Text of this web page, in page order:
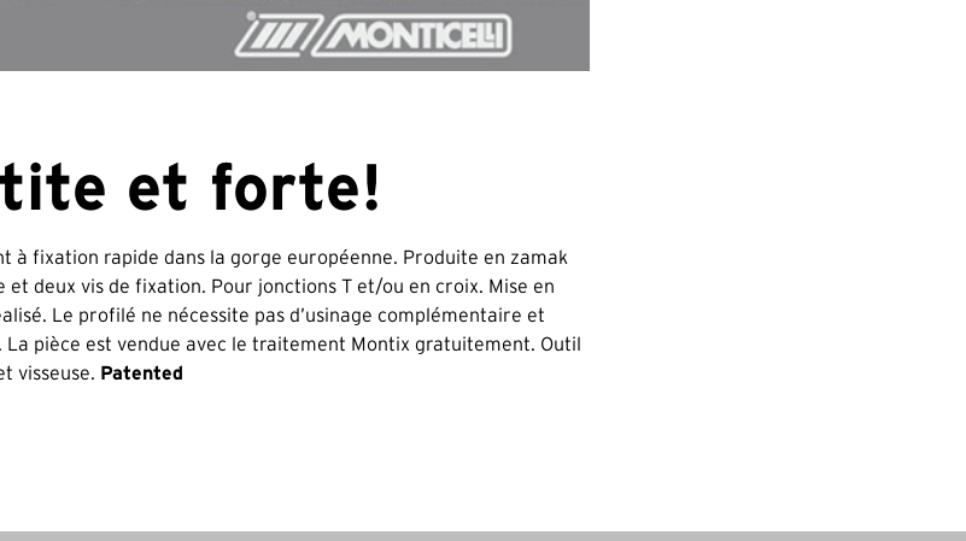
et forte!
à fixation rapide dans la gorge européenne. Produite en zamak
deux vis de fixation. Pour jonctions T et/ou en croix. Mise en
Le profilé ne nécessite pas d’usinage complémentaire et
La pièce est vendue avec le traitement Montix gratuitement. Outil
visseuse. Patented